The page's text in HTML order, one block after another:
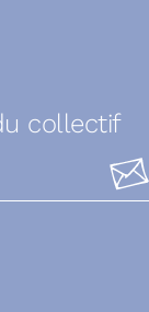
collectif